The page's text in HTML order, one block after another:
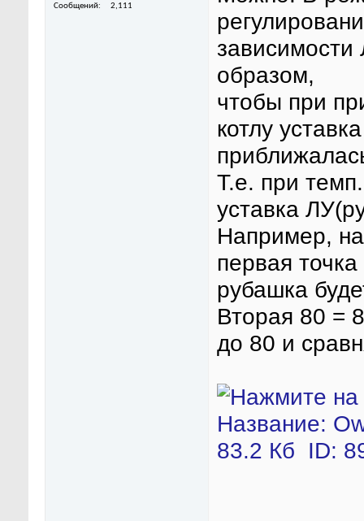
Сообщений 2,111
зависимости
образом,
чтобы при
котлу
Т.е. при
уставка
Например,
первая
рубашка
Вторая 80 =
до 80 и